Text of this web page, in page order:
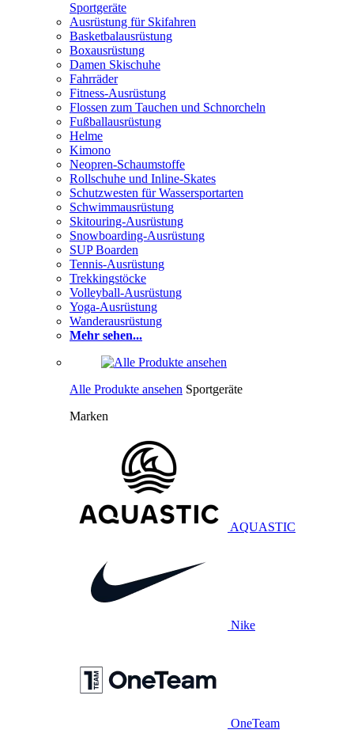
Sportgeräte
Ausrüstung für Skifahren
Basketbalausrüstung
Boxausrüstung
Damen Skischuhe
Fahrräder
Fitness-Ausrüstung
Flossen zum Tauchen und Schnorcheln
Fußballausrüstung
Helme
Kimono
Neopren-Schaumstoffe
Rollschuhe und Inline-Skates
Schutzwesten für Wassersportarten
Schwimmausrüstung
Skitouring-Ausrüstung
Snowboarding-Ausrüstung
SUP Boarden
Tennis-Ausrüstung
Trekkingstöcke
Volleyball-Ausrüstung
Yoga-Ausrüstung
Wanderausrüstung
Mehr sehen...
Alle Produkte ansehen Sportgeräte
Marken
AQUASTIC
Nike
OneTeam